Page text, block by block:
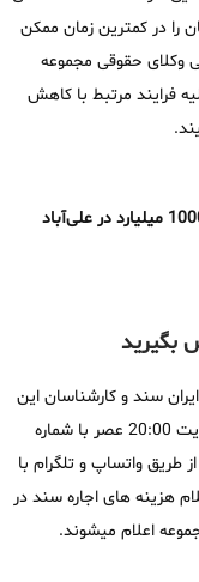
تا 10000 میلیارد تومان را در کمترین زمان ممکن
وکلای حقوقی مجموعه
فرایند مرتبط با کاهش
بگیرید
سند و کارشناسان این
مجموعه میتوانید همه روزه از ساعت 8 صبح لغایت 20:00 عصر با شماره
واتساپ و تلگرام با
هزینه های اجاره سند در
اعلام میشوند.